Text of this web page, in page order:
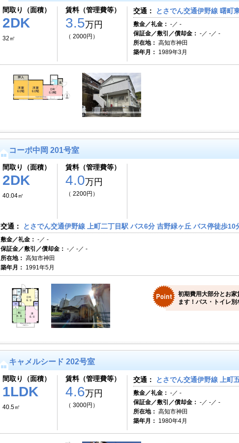
間取り（面積）
2DK
32㎡
賃料（管理費等）
3.5万円
（ 2000円）
交通： とさでん交通伊野線 曙町
敷金／礼金： -／ -
保証金／敷引／償却金： -／ -／ -
所在地： 高知市神田
築年月： 1989年3月
コーポ中岡 201号室
間取り（面積）
2DK
40.04㎡
賃料（管理費等）
4.0万円
（ 2200円）
交通： とさでん交通伊野線 上町二丁目駅 バス6分 吉野緑ヶ丘 バス停徒歩10
敷金／礼金： -／ -
保証金／敷引／償却金： -／ -／ -
所在地： 高知市神田
築年月： 1991年5月
初期費用大部分とお
ます！バス・トイレ
キャメルシード 202号室
間取り（面積）
1LDK
40.5㎡
賃料（管理費等）
4.6万円
（ 3000円）
交通： とさでん交通伊野線 上町
敷金／礼金： -／ -
保証金／敷引／償却金： -／ -／ -
所在地： 高知市神田
築年月： 1980年4月